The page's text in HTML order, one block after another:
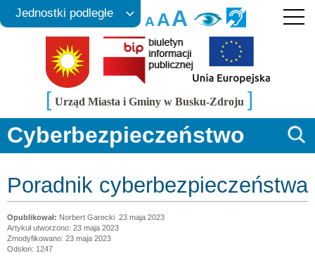
AAA
Jednostki podległe
[ Urząd Miasta i Gminy w Busku-Zdroju ]
Cyberbezpieczeństwo
Poradnik cyberbezpieczeństwa
Norbert Garecki 23 maja 2023
Artykuł utworzono: 23 maja 2023
Zmodyfikowano: 23 maja 2023
Odsłon: 1247